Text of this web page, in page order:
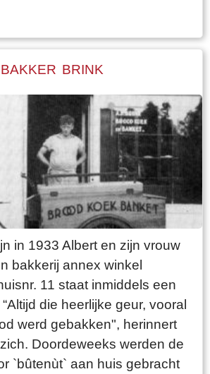
Tsjaerddyk om bij het land te
van 24 oktober
Secretaris ADEMA, zal op
1787 ’s Na demiddags
Waapen van Sneek by de
verkopen Een uitmuntende
met de Huizinge, Schure,
annexen gelegen in
het geheel, 40 een tweede
met 19 Floreen by JELLE
Petry en May 1793 vry van
boven de lasten a 222
per Pondem. geboden is
(Pieters) is de zoon van
Jorrits. Pytter en Ytie zijn in
BAKKER BRINK
in 1933 Albert en zijn vrouw
bakkerij annex winkel
11 staat inmiddels een
die heerlijke geur, vooral
werd gebakken", herinnert
Doordeweeks werden de
`bûtenùt` aan huis gebracht